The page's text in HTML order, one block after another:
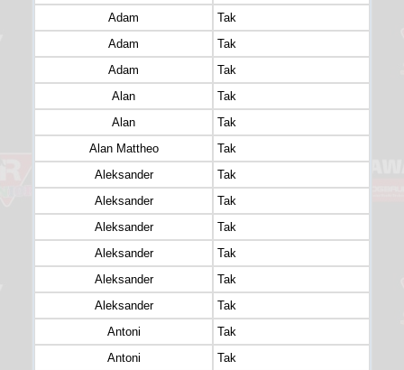
Adam
Tak
Adam
Tak
Adam
Tak
Alan
Tak
Alan
Tak
Alan Mattheo
Tak
Aleksander
Tak
Aleksander
Tak
Aleksander
Tak
Aleksander
Tak
Aleksander
Tak
Aleksander
Tak
Antoni
Tak
Antoni
Tak